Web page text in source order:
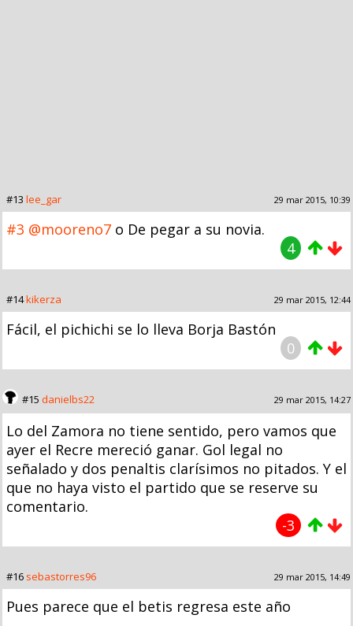
#13 lee_gar 29 mar 2015, 10:39
#3 @mooreno7 o De pegar a su novia.
4
#14kikerza 29 mar 2015, 12:44
Fácil, el pichichi se lo lleva Borja Bastón
0
#15 danielbs22 29 mar 2015, 14:27
Lo del Zamora no tiene sentido, pero vamos que
ayer el Recre mereció ganar. Gol legal no
señalado y dos penaltis clarísimos no pitados. Y el
que no haya visto el partido que se reserve su
comentario.
-3
#16 sebastorres96 29 mar 2015, 14:49
Pues parece que el betis regresa este año